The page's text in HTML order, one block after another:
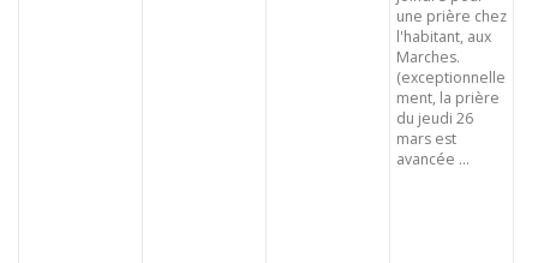
une prière chez
l'habitant, aux
Marches.
(exceptionnelle
ment, la prière
du jeudi 26
mars est
avancée ...